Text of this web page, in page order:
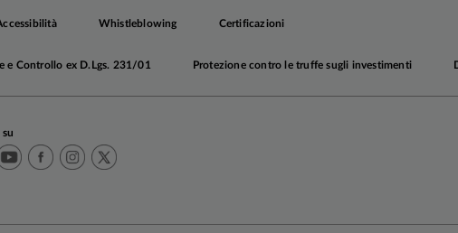
2026.
Whistleblowing Certificazioni
e Controllo ex D.Lgs. 231/01 Protezione contro le truffe sugli investimenti
su